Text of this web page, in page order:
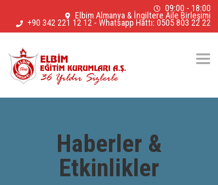
09:00 - 18:00
Elbim Almanya & İngiltere Aile Birleşimi
+90 342 221 12 12 - Whatsapp Hattı: 0505 803 22 22
Haberler &
Etkinlikler